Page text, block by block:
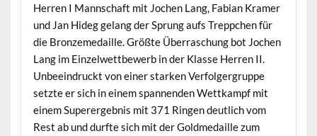
Herren I Mannschaft mit Jochen Lang, Fabian Kramer
und Jan Hideg gelang der Sprung aufs Treppchen für
die Bronzemedaille. Größte Überraschung bot Jochen
Lang im Einzelwettbewerb in der Klasse Herren II.
Unbeeindruckt von einer starken Verfolgergruppe
setzte er sich in einem spannenden Wettkampf mit
einem Superergebnis mit 371 Ringen deutlich vom
Rest ab und durfte sich mit der Goldmedaille zum